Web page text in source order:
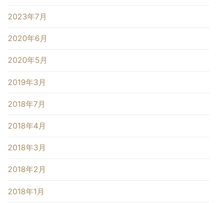
2023年7月
2020年6月
2020年5月
2019年3月
2018年7月
2018年4月
2018年3月
2018年2月
2018年1月